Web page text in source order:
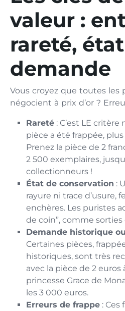
valeur :
rareté,
demande
Vous croyez que toutes les
négocient à prix d’or ?
Rareté : C’est LE
pièce a été frappée,
Prenez la pièce de 2
2 500 exemplaires,
collectionneurs !
État de conservation :
rayure ni trace d’usure,
enchères. Les puristes
de coin”, comme sorties
Demande historique
Certaines pièces,
historiques, sont très
avec la pièce de 2 euros
princesse Grace de
les 3 000 euros.
Erreurs de frappe : Ces